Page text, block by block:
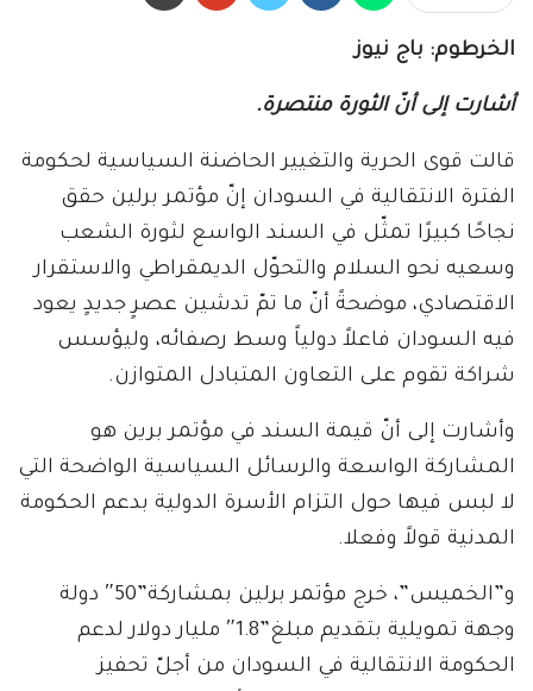
الخرطوم: باج نيوز
أشارت إلى أنّ الثورة منتصرة.
قالت قوى الحرية والتغيير الحاضنة السياسية لحكومة
الفترة الانتقالية في السودان إنّ مؤتمر برلين حقق
نجاحًا كبيرًا تمثّل في السند الواسع لثورة الشعب
وسعيه نحو السلام والتحوّل الديمقراطي والاستقرار
الاقتصادي، موضحةً أنّ ما تمّ تدشين عصرٍ جديدٍ يعود
فيه السودان فاعلاً دولياً وسط رصفائه، وليؤسس
شراكة تقوم على التعاون المتبادل المتوازن.
وأشارت إلى أنّ قيمة السند في مؤتمر برين هو
المشاركة الواسعة والرسائل السياسية الواضحة التي
لا لبس فيها حول التزام الأسرة الدولية بدعم الحكومة
المدنية قولاً وفعلا.
و”الخميس”، خرج مؤتمر برلين بمشاركة”50″ دولة
وجهة تمويلية بتقديم مبلغ”1.8″ مليار دولار لدعم
الحكومة الانتقالية في السودان من أجلّ تحفيز